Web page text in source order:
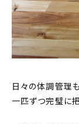
日々の体調管理
一匹ずつ完璧に